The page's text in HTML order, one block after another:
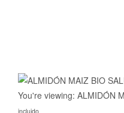
You're viewing: ALMIDÓN
incluido